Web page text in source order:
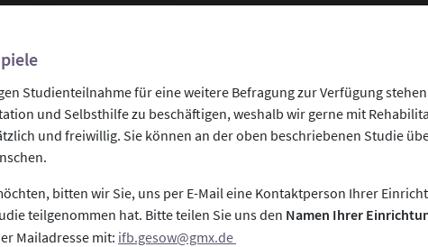
Studienteilnahme für eine weitere Befragung zur Verfügung
und Selbsthilfe zu beschäftigen, weshalb wir gerne mit
und freiwillig. Sie können an der oben beschriebenen Studie
bitten wir Sie, uns per E-Mail eine Kontaktperson Ihrer
teilgenommen hat. Bitte teilen Sie uns den Namen Ihrer
Mailadresse mit: ifb.gesow@gmx.de